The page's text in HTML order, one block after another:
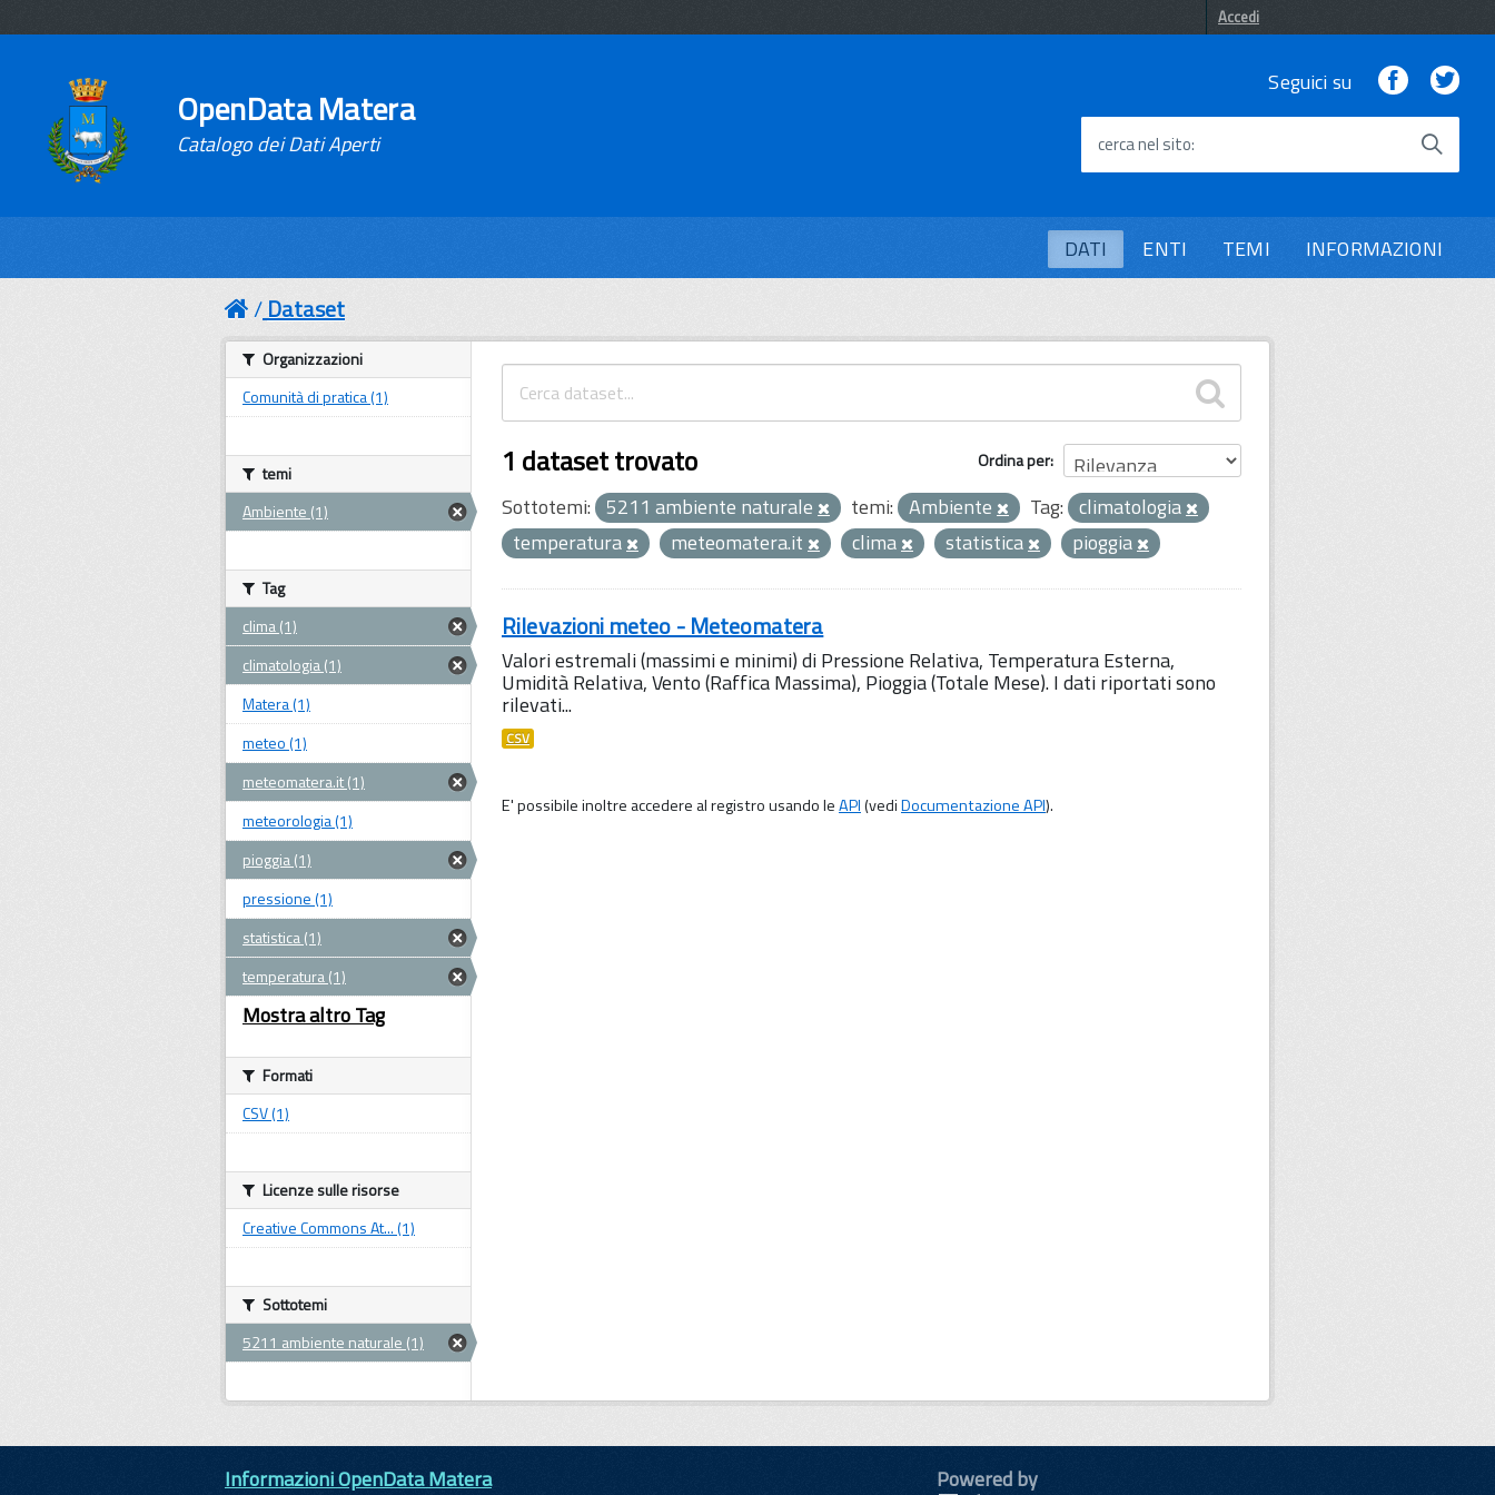
Accedi
OpenData Matera
Catalogo dei Dati Aperti
Seguici su Facebook
cerca nel sito
DATI ENTI TEMI INFORMAZIONI
Dataset
Ordina per
1 dataset trovato
Sottotemi: 5211 ambiente naturale temi: Ambiente Tag: climatologia
temperatura
meteomatera.it clima statistica pioggia
Rilevazioni meteo - Meteomatera
Valori estremali (massimi e minimi) di Pressione Relativa, Temperatura Esterna,
Umidità Relativa, Vento (Raffica Massima), Pioggia (Totale Mese). I dati riportati sono
rilevati...
CSV
E' possibile inoltre accedere al registro usando leAPI(vediDocumentazione API).
Organizzazioni
Comunità di pratica (1)
temi
Ambiente (1)
Tag
clima (1)
climatologia (1)
Matera (1)
meteo (1)
meteomatera.it (1)
meteorologia (1)
pioggia (1)
pressione (1)
statistica (1)
temperatura (1)
Mostra altro Tag
Formati
CSV (1)
Licenze sulle risorse
Creative Commons At... (1)
Sottotemi
5211 ambiente naturale (1)
Informazioni OpenData Matera
Powered by